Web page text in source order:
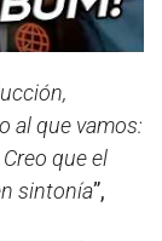
al que vamos:
que el
sintonía”,